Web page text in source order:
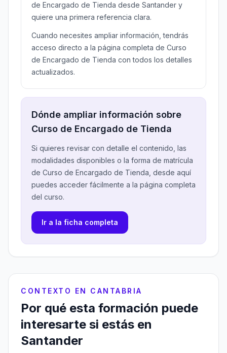
de Encargado de Tienda desde Santander y
quiere una primera referencia clara.
Cuando necesites ampliar información, tendrás
acceso directo a la página completa de Curso
de Encargado de Tienda con todos los detalles
actualizados.
Dónde ampliar información sobre
Curso de Encargado de Tienda
Si quieres revisar con detalle el contenido, las
modalidades disponibles o la forma de matrícula
de Curso de Encargado de Tienda, desde aquí
puedes acceder fácilmente a la página completa
del curso.
Ir a la ficha completa
CONTEXTO EN CANTABRIA
Por qué esta formación puede
interesarte si estás en
Santander